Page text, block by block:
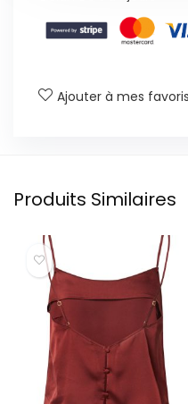
Ajouter à mes favoris
Produits Similaires